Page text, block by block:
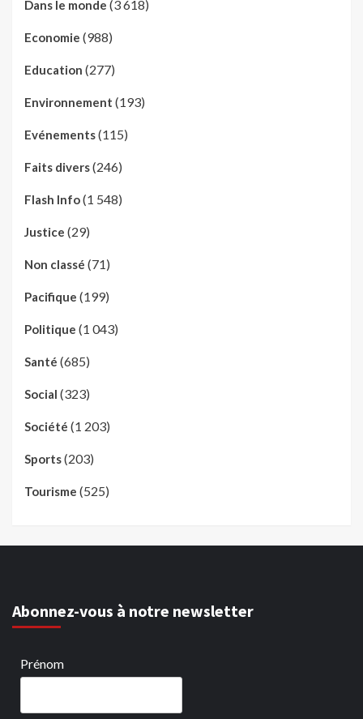
Dans le monde (3 618)
Economie (988)
Education (277)
Environnement (193)
Evénements(115)
Faits divers(246)
Flash Info(1 548)
Justice (29)
Non classé (71)
Pacifique (199)
Politique (1 043)
Santé (685)
Social (323)
Société (1 203)
Sports(203)
Tourisme (525)
Abonnez-vous à notre newsletter
Prénom